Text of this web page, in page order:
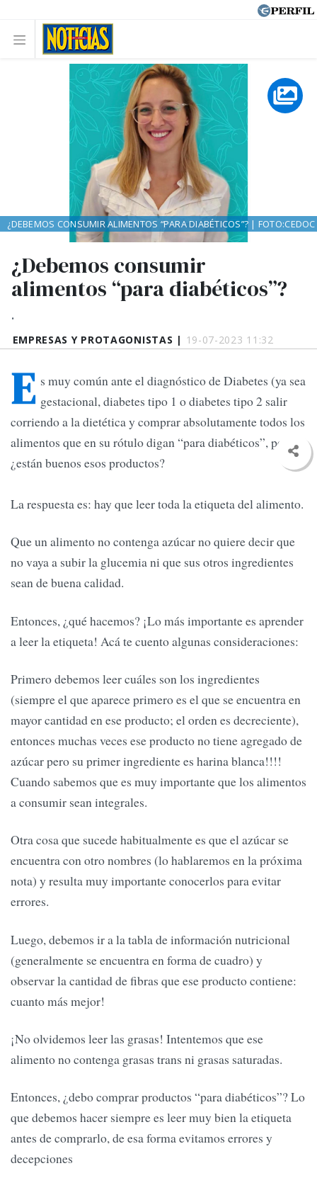
EMPRESAS Y PROTAGONISTAS | 19-07-2023 11:32
¿Debemos consumir
alimentos “para diabéticos”?
.
¿DEBEMOS CONSUMIR ALIMENTOS “PARA DIABÉTICOS”? | FOTO:CEDOC
E s muy común ante el diagnóstico de Diabetes (ya sea
gestacional, diabetes tipo 1 o diabetes tipo 2 salir
corriendo a la dietética y comprar absolutamente todos los
alimentos que en su rótulo digan “para diabéticos”, pero
¿están buenos esos productos?
La respuesta es: hay que leer toda la etiqueta del alimento.
Que un alimento no contenga azúcar no quiere decir que
no vaya a subir la glucemia ni que sus otros ingredientes
sean de buena calidad.
Entonces, ¿qué hacemos? ¡Lo más importante es aprender
a leer la etiqueta! Acá te cuento algunas consideraciones:
Primero debemos leer cuáles son los ingredientes
(siempre el que aparece primero es el que se encuentra en
mayor cantidad en ese producto; el orden es decreciente),
entonces muchas veces ese producto no tiene agregado de
azúcar pero su primer ingrediente es harina blanca!!!!
Cuando sabemos que es muy importante que los alimentos
a consumir sean integrales.
Otra cosa que sucede habitualmente es que el azúcar se
encuentra con otro nombres (lo hablaremos en la próxima
nota) y resulta muy importante conocerlos para evitar
errores.
Luego, debemos ir a la tabla de información nutricional
(generalmente se encuentra en forma de cuadro) y
observar la cantidad de fibras que ese producto contiene:
cuanto más mejor!
¡No olvidemos leer las grasas! Intentemos que ese
alimento no contenga grasas trans ni grasas saturadas.
Entonces, ¿debo comprar productos “para diabéticos”? Lo
que debemos hacer siempre es leer muy bien la etiqueta
antes de comprarlo, de esa forma evitamos errores y
decepciones